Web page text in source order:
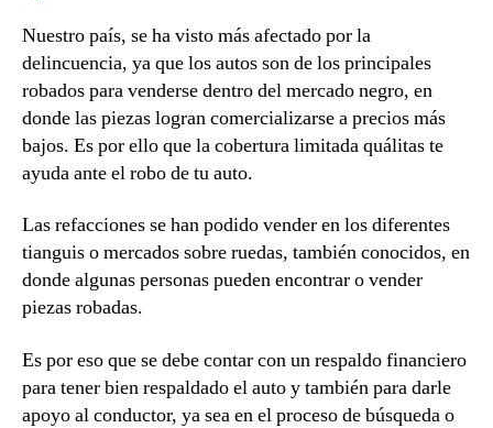
Nuestro país, se ha visto más afectado por la
delincuencia, ya que los autos son de los principales
robados para venderse dentro del mercado negro, en
donde las piezas logran comercializarse a precios más
bajos. Es por ello que la cobertura limitada quálitas te
ayuda ante el robo de tu auto.
Las refacciones se han podido vender en los diferentes
tianguis o mercados sobre ruedas, también conocidos, en
donde algunas personas pueden encontrar o vender
piezas robadas.
Es por eso que se debe contar con un respaldo financiero
para tener bien respaldado el auto y también para darle
apoyo al conductor, ya sea en el proceso de búsqueda o